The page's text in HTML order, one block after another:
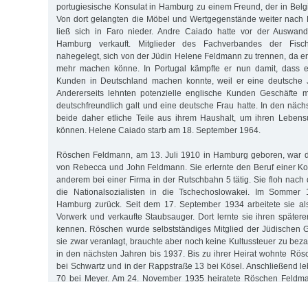
portugiesische Konsulat in Hamburg zu einem Freund, der in
Von dort gelangten die Möbel und Wertgegenstände weiter nach
ließ sich in Faro nieder. Andre Caiado hatte vor der
Hamburg verkauft. Mitglieder des Fachverbandes der
nahegelegt, sich von der Jüdin Helene Feldmann zu trennen, da
mehr machen könne. In Portugal kämpfte er nun damit, dass
Kunden in Deutschland machen konnte, weil er eine deutsche
Andererseits lehnten potenzielle englische Kunden Geschäfte
deutschfreundlich galt und eine deutsche Frau hatte. In den
beide daher etliche Teile aus ihrem Haushalt, um ihren
können. Helene Caiado starb am 18. September 1964.
Röschen Feldmann, am 13. Juli 1910 in Hamburg geboren, war
von Rebecca und John Feldmann. Sie erlernte den Beruf einer
anderem bei einer Firma in der Rutschbahn 5 tätig. Sie floh nach
die Nationalsozialisten in die Tschechoslowakei. Im
Hamburg zurück. Seit dem 17. September 1934 arbeitete sie
Vorwerk und verkaufte Staubsauger. Dort lernte sie ihren
kennen. Röschen wurde selbstständiges Mitglied der Jüdischen
sie zwar veranlagt, brauchte aber noch keine Kultussteuer zu
in den nächsten Jahren bis 1937. Bis zu ihrer Heirat wohnte
bei Schwartz und in der Rappstraße 13 bei Kösel. Anschließend
70 bei Meyer. Am 24. November 1935 heiratete Röschen